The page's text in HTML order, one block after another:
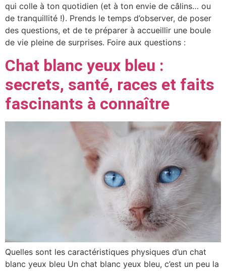
qui colle à ton quotidien (et à ton envie de câlins… ou
de tranquillité !). Prends le temps d’observer, de poser
des questions, et de te préparer à accueillir une boule
de vie pleine de surprises. Foire aux questions :
Chat blanc yeux bleu :
secrets, santé, races et faits
fascinants à connaître
Quelles sont les caractéristiques physiques d’un chat
blanc yeux bleu Un chat blanc yeux bleu, c’est un peu la